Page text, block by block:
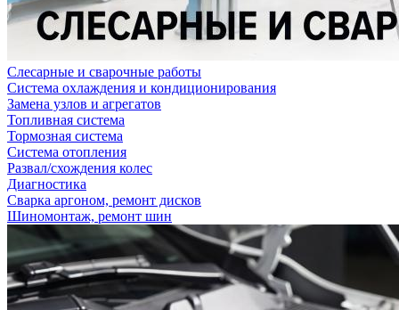
Слесарные и сварочные работы
Система охлаждения и кондиционирования
Замена узлов и агрегатов
Топливная система
Тормозная система
Система отопления
Развал/схождения колес
Диагностика
Сварка аргоном, ремонт дисков
Шиномонтаж, ремонт шин